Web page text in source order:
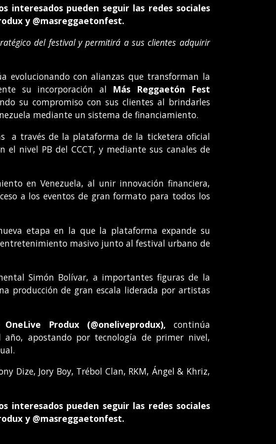
interesados pueden seguir las redes sociales
y @masreggaetonfest.
del festival y permitirá a sus clientes adquirir
evolucionando con alianzas que transforman la
su incorporación al Más Reggaetón Fest
su compromiso con sus clientes al brindarles
mediante un sistema de financiamiento.
a través de la plataforma de la ticketera oficial
nivel PB del CCCT, y mediante sus canales de
en Venezuela, al unir innovación financiera,
a los eventos de gran formato para todos los
etapa en la que la plataforma expande su
masivo junto al festival urbano de
Simón Bolívar, a importantes figuras de la
producción de gran escala liderada por artistas
OneLive Produx (@oneliveprodux), continúa
año, apostando por tecnología de primer nivel,
Dize, Jory Boy, Trébol Clan, RKM, Ángel & Khriz,
interesados pueden seguir las redes sociales
y @masreggaetonfest.